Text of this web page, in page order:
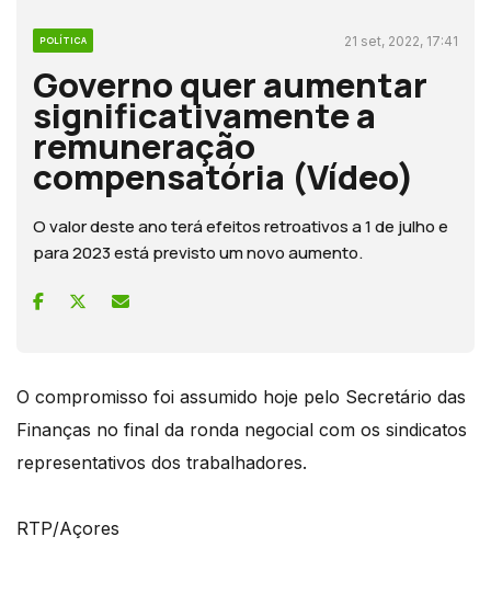
POLÍTICA 21 set, 2022, 17:41
Governo quer aumentar
significativamente a
remuneração
compensatória (Vídeo)
O valor deste ano terá efeitos retroativos a 1 de julho e
para 2023 está previsto um novo aumento.
O compromisso foi assumido hoje pelo Secretário das
Finanças no final da ronda negocial com os sindicatos
representativos dos trabalhadores.
RTP/Açores